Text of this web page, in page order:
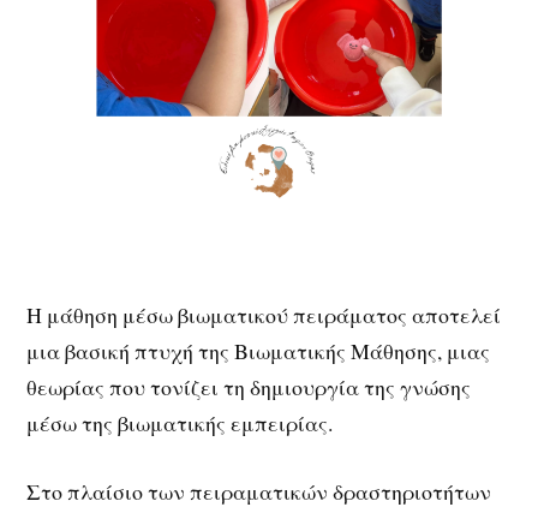
Η μάθηση μέσω βιωματικού πειράματος αποτελεί
μια βασική πτυχή της Βιωματικής Μάθησης, μιας
θεωρίας που τονίζει τη δημιουργία της γνώσης
μέσω της βιωματικής εμπειρίας.
Στο πλαίσιο των πειραματικών δραστηριοτήτων